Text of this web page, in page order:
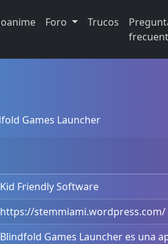
Foro Trucos
Games Launcher
Kid Friendly Software
https://stemmiami.wordpress.com/
Blindfold Games Launcher es una